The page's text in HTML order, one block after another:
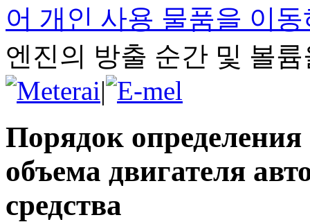
어 개인 사용 물품을 이
엔진의 방출 순간 및 볼
|
Порядок
объема двигателя
средства